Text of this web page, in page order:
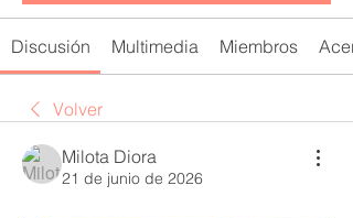
Discusión Multimedia Miembros
Volver
Milota Diora
21 de junio de 2026